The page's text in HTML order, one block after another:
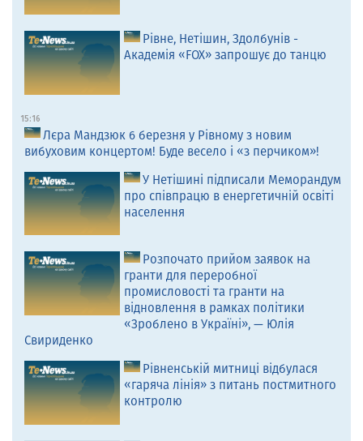
Рівне, Нетішин, Здолбунів -
Академія «FOX» запрошує до танцю
15:16
Лєра Мандзюк 6 березня у Рівному з новим
вибуховим концертом! Буде весело і «з перчиком»!
У Нетішині підписали Меморандум
про співпрацю в енергетичній освіті
населення
Розпочато прийом заявок на
гранти для переробної
промисловості та гранти на
відновлення в рамках політики
«Зроблено в Україні», — Юлія
Свириденко
Рівненській митниці відбулася
«гаряча лінія» з питань постмитного
контролю